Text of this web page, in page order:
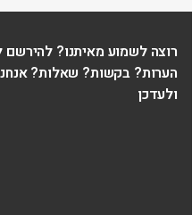
רוצה לשמוע מאיתנו? להירשם
הערות? בקשות? שאלות?
ולעדכן